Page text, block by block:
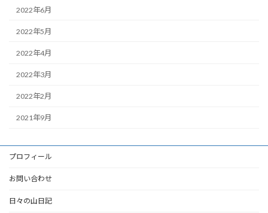
2022年6月
2022年5月
2022年4月
2022年3月
2022年2月
2021年9月
プロフィール
お問い合わせ
日々の山日記